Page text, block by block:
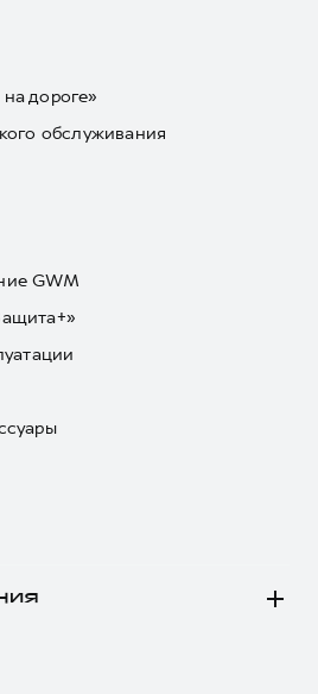
дороге»
обслуживания
GWM